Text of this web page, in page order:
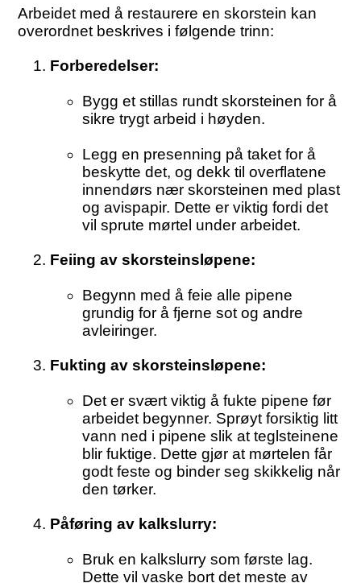
Arbeidet med å restaurere en skorstein kan
overordnet beskrives i følgende trinn:
Forberedelser:
Bygg et stillas rundt skorsteinen for å
sikre trygt arbeid i høyden.
Legg en presenning på taket for å
beskytte det, og dekk til overflatene
innendørs nær skorsteinen med plast
og avispapir. Dette er viktig fordi det
vil sprute mørtel under arbeidet.
Feiing av skorsteinsløpene:
Begynn med å feie alle pipene
grundig for å fjerne sot og andre
avleiringer.
Fukting av skorsteinsløpene:
Det er svært viktig å fukte pipene før
arbeidet begynner. Sprøyt forsiktig litt
vann ned i pipene slik at teglsteinene
blir fuktige. Dette gjør at mørtelen får
godt feste og binder seg skikkelig når
den tørker.
Påføring av kalkslurry:
Bruk en kalkslurry som første lag.
Dette vil vaske bort det meste av